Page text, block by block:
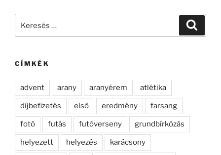
CÍMKÉK
advent arany aranyérem atlétika
díjbefizetés első eredmény farsang
fotó futás futóverseny grundbírkózás
helyezett helyezés karácsony